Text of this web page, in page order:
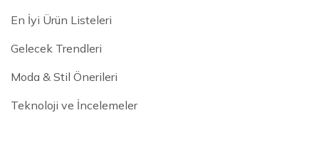
En İyi Ürün Listeleri
Gelecek Trendleri
Moda & Stil Önerileri
Teknoloji ve İncelemeler